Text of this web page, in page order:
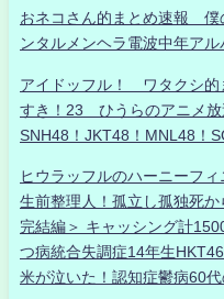
おネコさん的まとめ速報 僕
ンタルメンヘラ電波中年ア
アイドッフル！ ワタクシ
すき！23 ひうらのアニメ
SNH48！JKT48！MNL48！
ヒウラッフルのハーニーフ
生前整理人！孤立し孤独死
完結編＞ キャッシング計
つ病統合失調症14年生
米が泣いた！認知症鬱病60